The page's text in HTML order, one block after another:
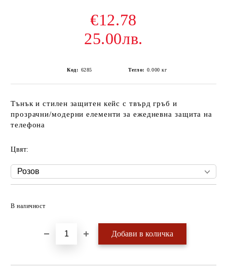
€12.78
25.00лв.
Код: 6285 Тегло: 0.000 кг
Тънък и стилен защитен кейс с твърд гръб и
прозрачни/модерни елементи за ежедневна защита на
телефона
Цвят:
В наличност